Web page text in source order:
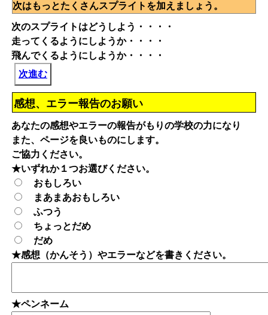
次はもっとたくさんスプライトを加えましょう。
次のスプライトはどうしよう・・・・
走ってくるようにしようか・・・・
飛んでくるようにしようか・・・・
次進む
感想、エラー報告のお願い
あなたの感想やエラーの報告がもりの学校の力になり
また、ページを良いものにします。
ご協力ください。
★いずれか１つお選びください。
おもしろい
まあまあおもしろい
ふつう
ちょっとだめ
だめ
★感想（かんそう）やエラーなどを書きください。
★ペンネーム